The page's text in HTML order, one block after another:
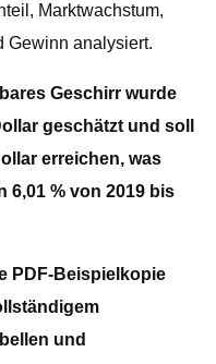
Marktwachstum,
Gewinn analysiert.
Geschirr wurde
geschätzt und soll
erreichen, was
6,01 % von 2019 bis
PDF-Beispielkopie
und